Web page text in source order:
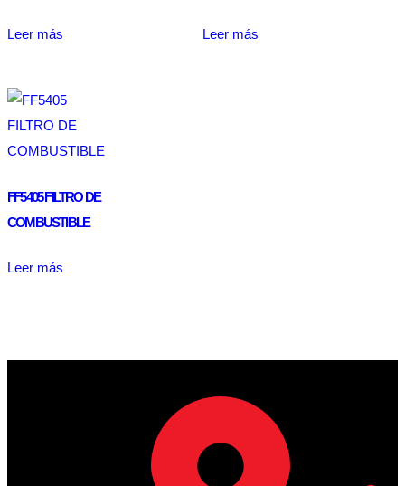
Leer más Leer más
FF5405 FILTRO DE
COMBUSTIBLE
Leer más